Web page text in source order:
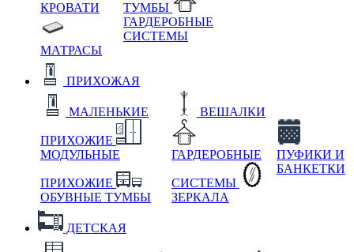
КРОВАТИ
МАТРАСЫ
ТУМБЫ
ГАРДЕРОБНЫЕ
СИСТЕМЫ
ПРИХОЖАЯ
МАЛЕНЬКИЕ
ПРИХОЖИЕ
МОДУЛЬНЫЕ
ПРИХОЖИЕ
ОБУВНЫЕ ТУМБЫ
ВЕШАЛКИ
ГАРДЕРОБНЫЕ
СИСТЕМЫ
ЗЕРКАЛА
ПУФИКИ И
БАНКЕТКИ
ДЕТСКАЯ